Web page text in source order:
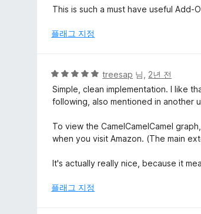
점
점
점
This is such a must have useful Add-
플래그 지정
5
점
만
에
5
treesap 님, 2년 전
Simple, clean implementation. I like
following, also mentioned in another
To view the CamelCamelCamel
when you visit Amazon. (The main
It's actually really nice, because it
플래그 지정